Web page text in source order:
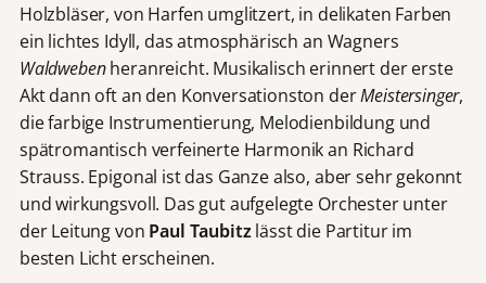
Holzbläser, von Harfen umglitzert, in delikaten Farben
ein lichtes Idyll, das atmosphärisch an Wagners
Waldwebenheranreicht. Musikalisch erinnert der erste
Akt dann oft an den Konversationston derMeistersinger,
die farbige Instrumentierung, Melodienbildung und
spätromantisch verfeinerte Harmonik an Richard
Strauss. Epigonal ist das Ganze also, aber sehr gekonnt
und wirkungsvoll. Das gut aufgelegte Orchester unter
der Leitung von Paul Taubitzlässt die Partitur im
besten Licht erscheinen.